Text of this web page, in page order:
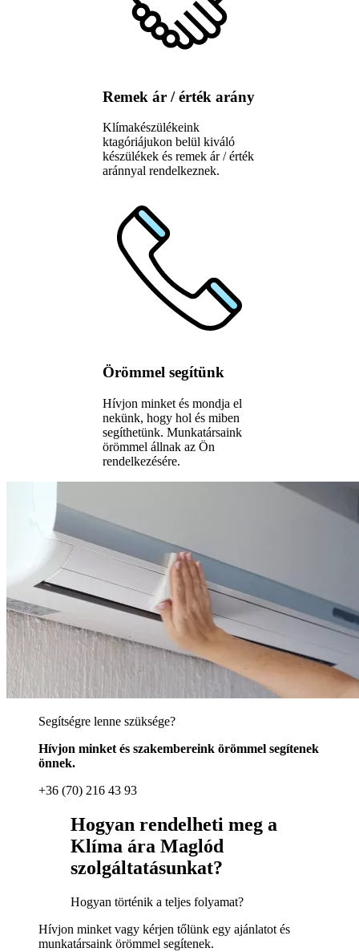
Remek ár / érték arány
Klímakészülékeink
ktagóriájukon belül kiváló
készülékek és remek ár / érték
aránnyal rendelkeznek.
Örömmel segítünk
Hívjon minket és mondja el
nekünk, hogy hol és miben
segíthetünk. Munkatársaink
örömmel állnak az Ön
rendelkezésére.
Segítségre lenne szüksége?
Hívjon minket és szakembereink örömmel segítenek
önnek.
+36 (70) 216 43 93
Hogyan rendelheti meg a
Klíma ára Maglód
szolgáltatásunkat?
Hogyan történik a teljes folyamat?
Hívjon minket vagy kérjen tőlünk egy ajánlatot és
munkatársaink örömmel segítenek.